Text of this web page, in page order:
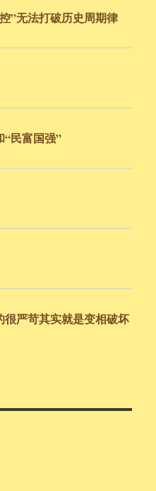
”无法打破历史周期律
“民富国强”
很严苛其实就是变相破坏